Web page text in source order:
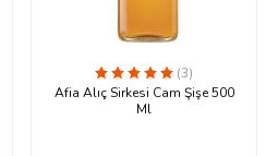
(3)
Afia Alıç Sirkesi Cam Şişe 500
Ml